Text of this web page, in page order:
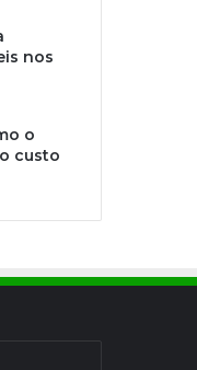
nos
o
custo